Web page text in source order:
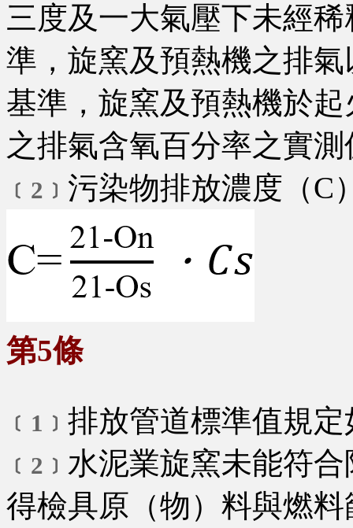
三度及一大氣壓下未經
準，旋窯及預熱機之排
基準，旋窯及預熱機於
之排氣含氧百分率之實
﹝2﹞ 污染物排放濃度（C
第5條
﹝1﹞ 排放管道標準值規定
﹝2﹞ 水泥業旋窯未能符
得檢具原（物）料與燃